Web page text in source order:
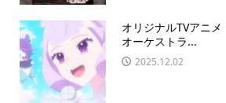
オリジナルTVアニ
オーケストラ...
2025.12.02